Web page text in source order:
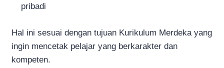
pribadi
Hal ini sesuai dengan tujuan Kurikulum Merdeka yang
ingin mencetak pelajar yang berkarakter dan
kompeten.